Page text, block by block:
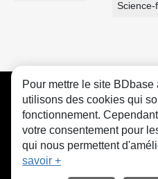
Science-
CGU FAQ
Pour mettre le site
utilisons des cookies qui
fonctionnement.
votre consentement pour
qui nous permettent
savoir +